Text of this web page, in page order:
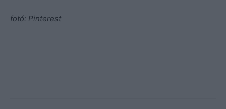
fotó: Pinterest